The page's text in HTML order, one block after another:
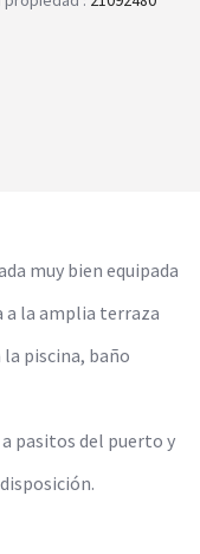
muy bien equipada
a la amplia terraza
piscina, baño
pasitos del puerto y